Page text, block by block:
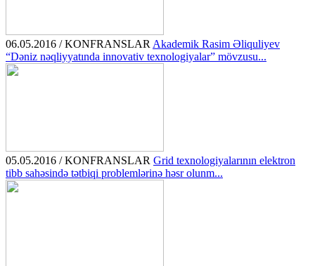
06.05.2016 / KONFRANSLAR Akademik Rasim Əliquliyev
“Dəniz nəqliyyatında innovativ texnologiyalar” mövzusu...
05.05.2016 / KONFRANSLAR Grid texnologiyalarının elektron
tibb sahəsində tətbiqi problemlərinə həsr olunm...